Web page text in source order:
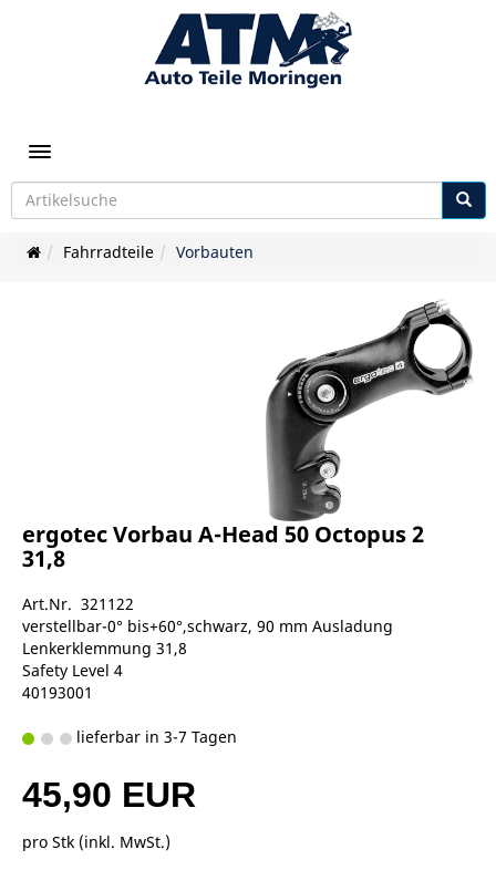
Toggle navigation
Fahrradteile Vorbauten
ergotec Vorbau A-Head 50 Octopus 2
31,8
Art.Nr. 321122
verstellbar-0° bis+60°,schwarz, 90 mm Ausladung
Lenkerklemmung 31,8
Safety Level 4
40193001
lieferbar in 3-7 Tagen
45,90 EUR
pro Stk (inkl. MwSt.)